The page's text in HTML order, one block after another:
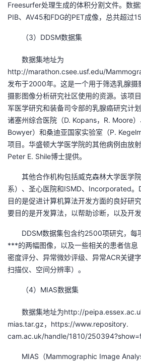
Freesurfer处理生成的体积分割文件。数
PIB、AV45和FDG的PET成像，总共超过
（3）DDSM数据集
数据集地址为
http://marathon.csee.usf.edu/
发布于2000年。这是一个用于筛选乳腺摄
摄影图像分析研究社区使用的资源。该项
军医学研究和装备司令部的乳腺癌研究计
诸塞州综合医院（D. Kopans，R. Moore
Bowyer）和桑迪亚国家实验室（P.
项目。华盛顿大学医学院的其他病例由放
Peter E. Shile博士提供。
其他合作机构包括威克森林大学医学院
系）、圣心医院和ISMD、Incorporated。
目的是促进计算机算法开发方面的良好研
要目的是开发算法，以帮助诊断，以及开
DDSM数据集包含约2500项研究，每
***的两幅图像，以及一些相关的患者信
密度评分、异常微妙评级、异常ACR关键
扫描仪、空间分辨率）。
（4）MIAS数据集
数据集地址为http://
mias.tar.gz，https://www.repository.
cam.ac.uk/handle/1810/
MIAS（Mammographic Image